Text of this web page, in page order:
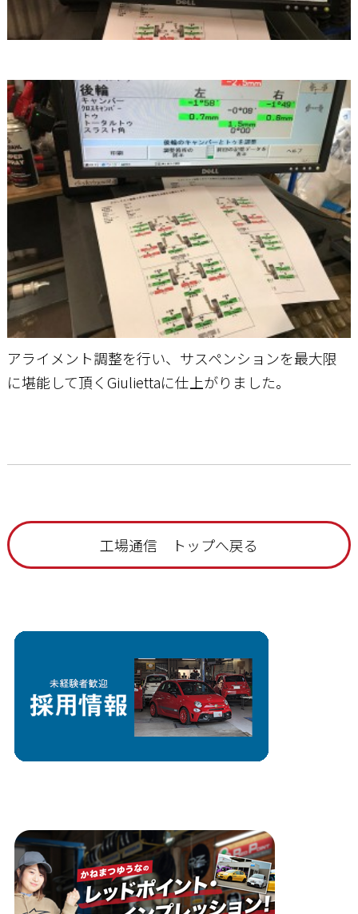
アライメント調整を行い、サスペンションを最大限
に堪能して頂くGiuliettaに仕上がりました。
工場通信 トップへ戻る